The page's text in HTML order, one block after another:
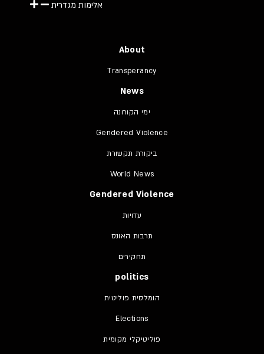
אלימות מגדרית
About
Transperancy
News
ימי הקורונה
Gendered Violence
ביקורת תקשורת
World News
Gendered Violence
עדויות
תרבות האונס
תחקירים
politics
הומלסית פוליטית
Elections
פוליטיקלי מקומית